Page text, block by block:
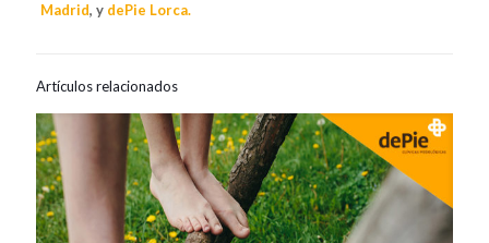
Madrid, y dePie Lorca.
Artículos relacionados